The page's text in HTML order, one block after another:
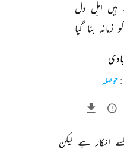
ہیں اہل دل
کو زمانہ بنا گیا
:حوصلہ
انکار ہے لیکن